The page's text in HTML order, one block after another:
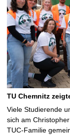
TU Chemnitz
Viele Studierende
sich am
TUC-Familie